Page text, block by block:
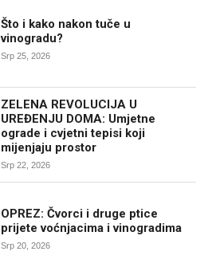
Što i kako nakon tuče u
vinogradu?
Srp 25, 2026
ZELENA REVOLUCIJA U
UREĐENJU DOMA: Umjetne
ograde i cvjetni tepisi koji
mijenjaju prostor
Srp 22, 2026
OPREZ: Čvorci i druge ptice
prijete voćnjacima i vinogradima
Srp 20, 2026